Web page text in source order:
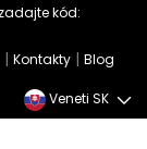
kód:
| Kontakty | Blog
Veneti SK